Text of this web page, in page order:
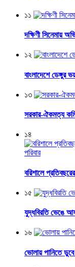
১১
দক্ষিণী সিনেমায়
১২
বাংলাদেশে ডেঙ্গুর
১৩
সরকার-ঐকমত্য
১৪
বরিশালে
১৫
যুদ্ধবিরতি ভেঙে
১৬
ভোলায় পানিতে